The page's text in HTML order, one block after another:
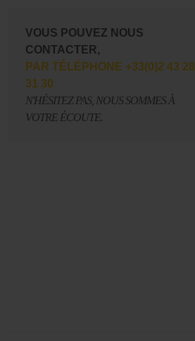
VOUS POUVEZ NOUS
CONTACTER,
PAR TÉLÉPHONE +33(0)2 43 28
31 30
N'HÉSITEZ PAS, NOUS SOMMES À
VOTRE ÉCOUTE.